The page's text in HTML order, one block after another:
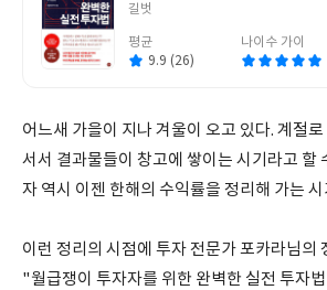
쓴
길벗
평균
9.9 (26)
나이수 가이
어느새 가을이 지나 겨울이 오고 있다. 계절
서서 결과물들이 창고에 쌓이는 시기라고 할
자 역시 이젠 한해의 수익률을 정리해 가는
이런 정리의 시점에 투자 전문가 포카라님의
"월급쟁이 투자자를 위한 완벽한 실전 투자